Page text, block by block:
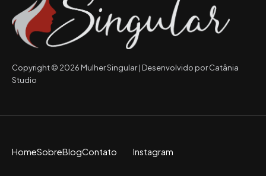
Copyright © 2026 Mulher Singular | Desenvolvido por Catânia
Studio
HomeSobreBlogContato Instagram